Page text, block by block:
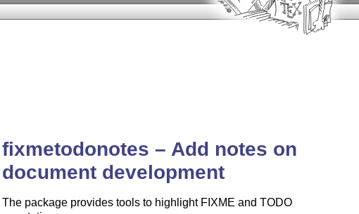
fixmetodonotes – Add notes on
document development
The package provides tools to highlight FIXME and TODO